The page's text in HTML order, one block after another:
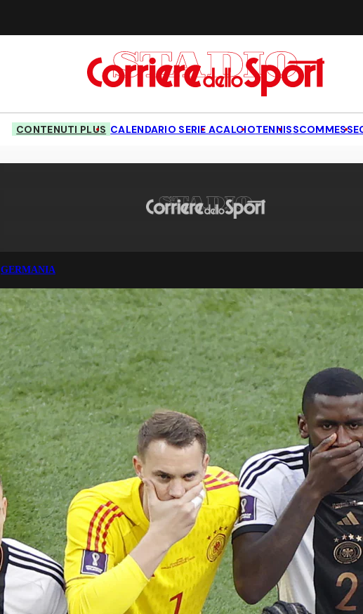
CONTENUTI PLUS CALENDARIO SERIE ACALCIOTENNISSCOMMESSE
GERMANIA